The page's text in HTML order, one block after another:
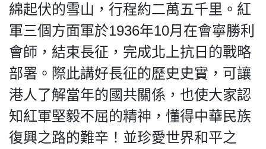
綿起伏的雪山，行程約二萬五千里。紅
軍三個方面軍於1936年10月在會寧勝利
會師，結束長征，完成北上抗日的戰略
部署。際此講好長征的歷史史實，可讓
港人了解當年的國共關係，也使大家認
知紅軍堅毅不屈的精神，懂得中華民族
復興之路的難辛！並珍愛世界和平之